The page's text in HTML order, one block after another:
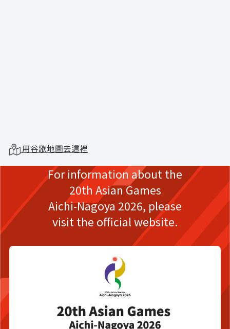
用谷歌地圖去這裡
For information about the
20th Asian Games
Aichi-Nagoya 2026, please
visit the official website.